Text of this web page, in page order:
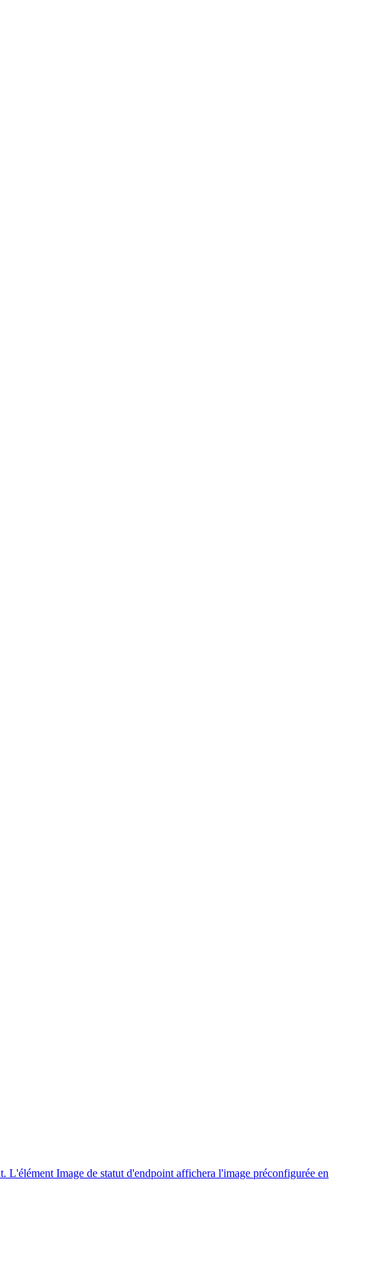
L'élément Image de statut d'endpoint affichera l'image préconfigurée en